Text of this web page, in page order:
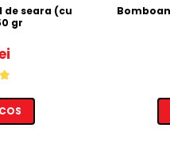
de seara (cu
gr